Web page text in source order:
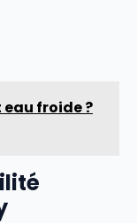
froide ?